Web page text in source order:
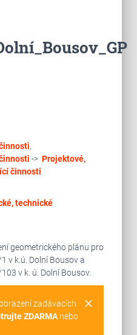
,
-> Projektové,
činnosti
technické
geometrického plánu pro
v k.ú. Dolní Bousov a
v k. ú. Dolní Bousov.
clear
zadávacích
ZDARMAnebo